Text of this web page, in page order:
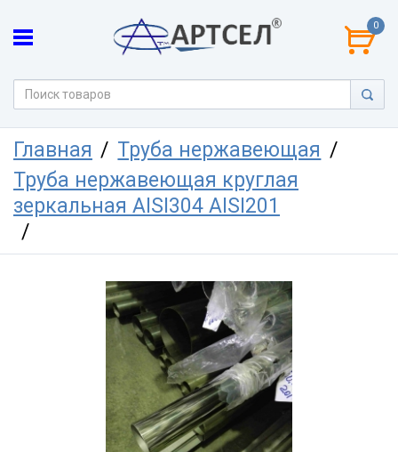
0
Главная
Труба нержавеющая
Труба нержавеющая круглая
зеркальная AISI304 AISI201